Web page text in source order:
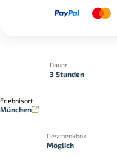
Dauer
3 Stunden
Erlebnisort
München
Geschenkbox
Möglich